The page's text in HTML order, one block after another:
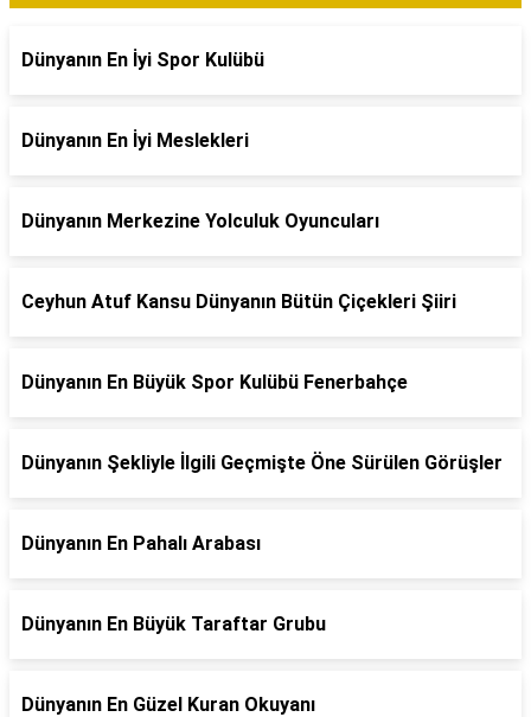
Dünyanın En İyi Spor Kulübü
Dünyanın En İyi Meslekleri
Dünyanın Merkezine Yolculuk Oyuncuları
Ceyhun Atuf Kansu Dünyanın Bütün Çiçekleri Şiiri
Dünyanın En Büyük Spor Kulübü Fenerbahçe
Dünyanın Şekliyle İlgili Geçmişte Öne Sürülen Görüşler
Dünyanın En Pahalı Arabası
Dünyanın En Büyük Taraftar Grubu
Dünyanın En Güzel Kuran Okuyanı